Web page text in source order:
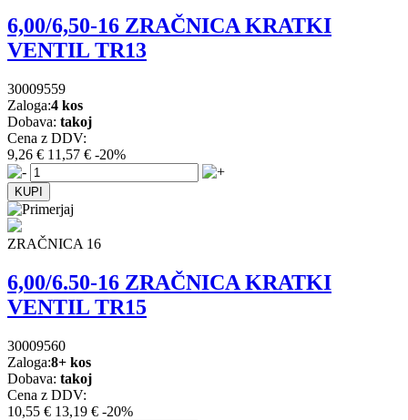
6,00/6,50-16 ZRAČNICA KRATKI
VENTIL TR13
30009559
Zaloga:4 kos
Dobava: takoj
Cena z DDV:
9,26 € 11,57 € -20%
ZRAČNICA 16
6,00/6.50-16 ZRAČNICA KRATKI
VENTIL TR15
30009560
Zaloga:8+ kos
Dobava: takoj
Cena z DDV:
10,55 € 13,19 € -20%